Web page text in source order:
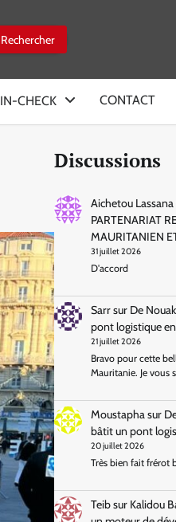
IN-CHECK CONTACT
Discussions
Aichetou
PARTENARIAT
MAURITANIEN
31 juillet 2026
D'accord
Sarrsur De
pont logistique
21 juillet 2026
Bravo pour cette
Mauritanie. Je vous
Moustaphasur
bâtit un pont
20 juillet 2026
Très bien fait frérot
Teibsur Kalidou